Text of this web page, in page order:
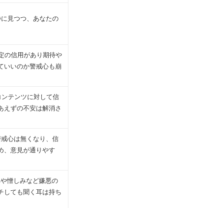
見つつ、あなたの
の信用があり期待や
いいのか警戒心も崩
テンツに対して信
えずの不安は解消さ
心は無くなり、信
、意見が通りやす
憎しみなど嫌悪の
しても聞く耳は持ち